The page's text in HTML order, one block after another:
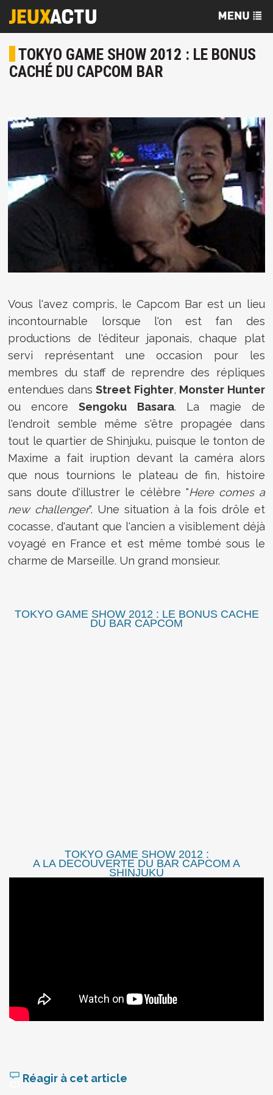
TOKYO GAME SHOW 2012 : LE BONUS
CACHÉ DU CAPCOM BAR
Vous l'avez compris, le Capcom Bar est un lieu
incontournable lorsque l'on est fan des
productions de l'éditeur japonais, chaque plat
servi représentant une occasion pour les
membres du staff de reprendre des répliques
entendues dansStreet Fighter, Monster Hunter
ou encoreSengoku Basara. La magie de
l'endroit semble même s'être propagée dans
tout le quartier de Shinjuku, puisque le tonton de
Maxime a fait iruption devant la caméra alors
que nous tournions le plateau de fin, histoire
sans doute d'illustrer le célèbre "Here comes a
new challenger". Une situation à la fois drôle et
cocasse, d'autant que l'ancien a visiblement déjà
voyagé en France et est même tombé sous le
charme de Marseille. Un grand monsieur.
TOKYO GAME SHOW 2012 : LE BONUS CACHE
DU BAR CAPCOM
TOKYO GAME SHOW 2012 :
A LA DECOUVERTE DU BAR CAPCOM A
SHINJUKU
Réagir à cet article